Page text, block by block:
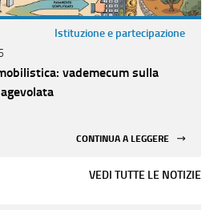
Istituzione e partecipazione
vademecum sulla
CONTINUA A LEGGERE
VEDI TUTTE LE NOTIZIE